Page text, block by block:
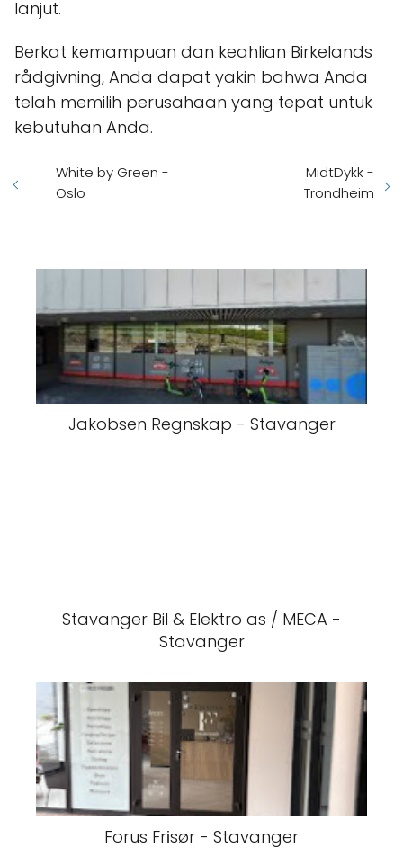
lanjut.
Berkat kemampuan dan keahlian Birkelands
rådgivning, Anda dapat yakin bahwa Anda
telah memilih perusahaan yang tepat untuk
kebutuhan Anda.
White by Green -
Oslo
MidtDykk -
Trondheim
Jakobsen Regnskap - Stavanger
Stavanger Bil & Elektro as / MECA -
Stavanger
Forus Frіsør - Stavanger